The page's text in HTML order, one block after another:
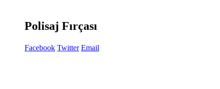
Polisaj Fırçası
Facebook Twitter Email